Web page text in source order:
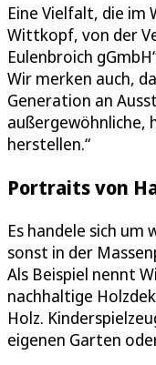
Eine Vielfalt, die im
Wittkopf, von der
Eulenbroich
Wir merken auch,
Generation an
herstellen.“
Portraits von
Es handele sich
sonst in der
Als Beispiel nennt
nachhaltige
Holz.
eigenen Garten